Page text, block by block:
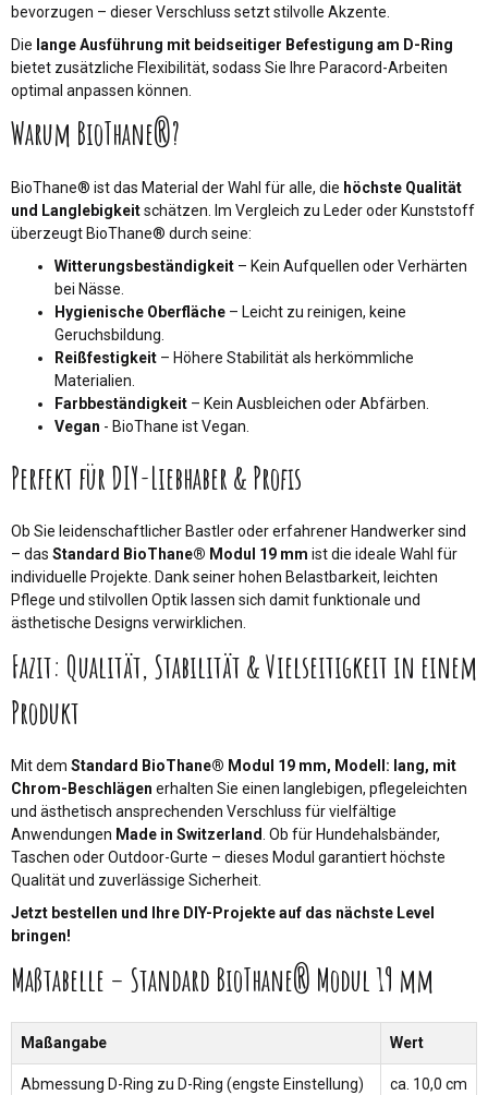
bevorzugen – dieser Verschluss setzt stilvolle Akzente.
Die lange Ausführung mit beidseitiger Befestigung am D-Ring
bietet zusätzliche Flexibilität, sodass Sie Ihre Paracord-Arbeiten
optimal anpassen können.
Warum BioThane®?
BioThane® ist das Material der Wahl für alle, die höchste Qualität
und Langlebigkeitschätzen. Im Vergleich zu Leder oder Kunststoff
überzeugt BioThane® durch seine:
Witterungsbeständigkeit – Kein Aufquellen oder Verhärten
bei Nässe.
Hygienische Oberfläche – Leicht zu reinigen, keine
Geruchsbildung.
Reißfestigkeit – Höhere Stabilität als herkömmliche
Materialien.
Farbbeständigkeit – Kein Ausbleichen oder Abfärben.
Vegan - BioThane ist Vegan.
Perfekt für DIY-Liebhaber & Profis
Ob Sie leidenschaftlicher Bastler oder erfahrener Handwerker sind
– das Standard BioThane® Modul 19 mm ist die ideale Wahl für
individuelle Projekte. Dank seiner hohen Belastbarkeit, leichten
Pflege und stilvollen Optik lassen sich damit funktionale und
ästhetische Designs verwirklichen.
Fazit: Qualität, Stabilität & Vielseitigkeit in einem
Produkt
Mit dem Standard BioThane® Modul 19 mm, Modell: lang, mit
Chrom-Beschlägen erhalten Sie einen langlebigen, pflegeleichten
und ästhetisch ansprechenden Verschluss für vielfältige
Anwendungen Made in Switzerland. Ob für Hundehalsbänder,
Taschen oder Outdoor-Gurte – dieses Modul garantiert höchste
Qualität und zuverlässige Sicherheit.
Jetzt bestellen und Ihre DIY-Projekte auf das nächste Level
bringen!
Maßtabelle – Standard BioThane® Modul 19 mm
Maßangabe Wert
Abmessung D-Ring zu D-Ring (engste Einstellung) ca. 10,0 cm